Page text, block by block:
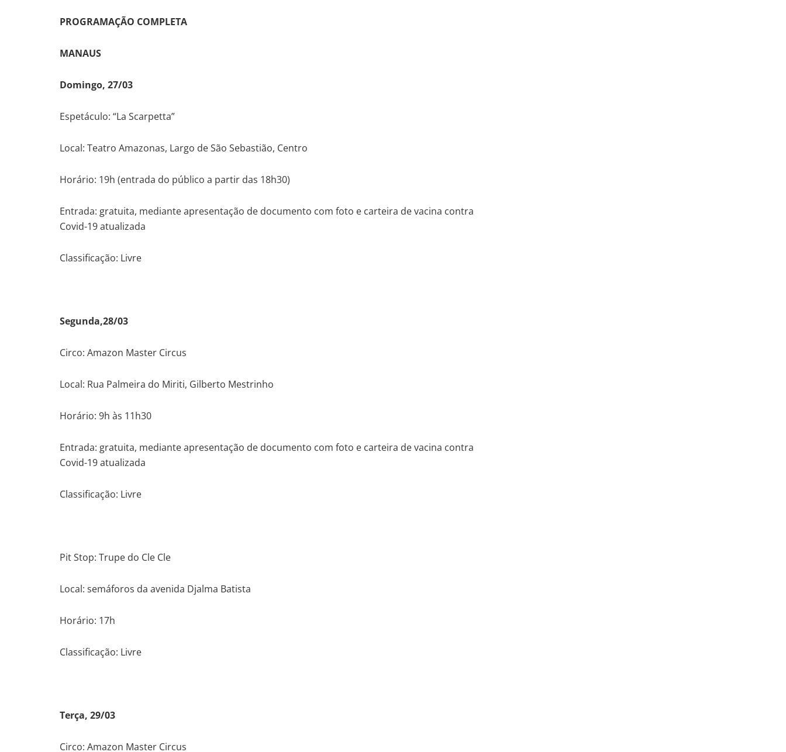
PROGRAMAÇÃO COMPLETA
MANAUS
Domingo, 27/03
Espetáculo: “La Scarpetta”
Local: Teatro Amazonas, Largo de São Sebastião, Centro
Horário: 19h (entrada do público a partir das 18h30)
Entrada: gratuita, mediante apresentação de documento com foto e carteira de vacina contra
Covid-19 atualizada
Classificação: Livre
Segunda,28/03
Circo: Amazon Master Circus
Local: Rua Palmeira do Miriti, Gilberto Mestrinho
Horário: 9h às 11h30
Entrada: gratuita, mediante apresentação de documento com foto e carteira de vacina contra
Covid-19 atualizada
Classificação: Livre
Pit Stop: Trupe do Cle Cle
Local: semáforos da avenida Djalma Batista
Horário: 17h
Classificação: Livre
Terça, 29/03
Circo: Amazon Master Circus